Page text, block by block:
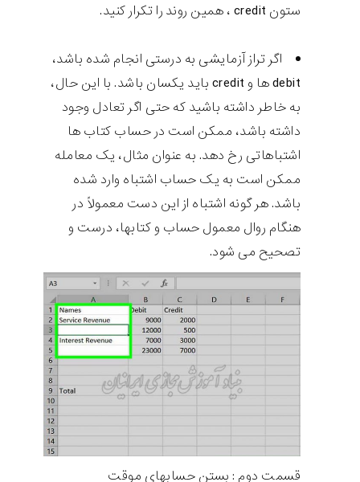
ستون credit ، همین روند را تکرار کنید.
اگر تراز آزمایشی به درستی انجام شده باشد،
debit ها و credit باید یکسان باشد. با این حال،
به خاطر داشته باشید که حتی اگر تعادل وجود
داشته باشد، ممکن است در حساب کتاب ها
اشتباهاتی رخ دهد. به عنوان مثال، یک معامله
ممکن است به یک حساب اشتباه وارد شده
باشد. هر گونه اشتباه از این دست معمولاً در
هنگام روال معمول حساب و کتابها، درست و
تصحیح می شود.
قسمت دوم : بستن حسابهای موقت